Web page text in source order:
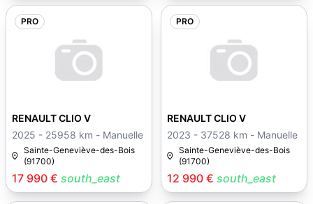
PRO
17 990 € south_east
RENAULT CLIO V
2025 - 25958 km - Manuelle
Sainte-Geneviève-des-Bois
(91700)
PRO
12 990 € south_east
RENAULT CLIO V
2023 - 37528 km - Manuelle
Sainte-Geneviève-des-Bois
(91700)